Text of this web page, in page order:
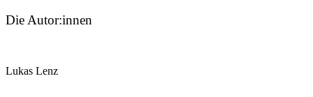
Die Autor:innen
Lukas Lenz